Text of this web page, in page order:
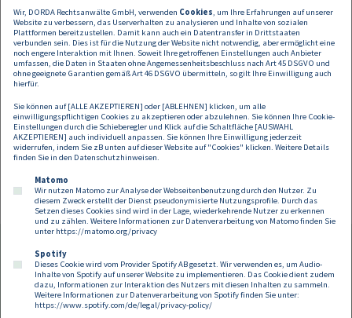
Steuerberatungs- und Wirtschaftsprüfungsgesellschaft Grant Thornton
und der Restaurantbetreiber VAPIANO.
Stefan Artner über die erfolgreiche Transaktion: „Die Transaktion zeigt,
dass das noch junge Büroareal am neuen Wiener Hauptbahnhof sich zu
einer Top-Lage entwickelt hat. ES freut mich, dass wir Warburg bei diesem
Die Warburg-HIH Invest Real Estate ist ein unabhängiger pan-
europäischer Investmentmanager für Immobilien und betreut aktuell
Objekte im Wert von 8,8 Mrd. Euro.
Footer
Kontakt Datenschutz
Impressum
Compliance
Cookies
Wir, DORDA Rechtsanwälte GmbH, verwenden Cookies, um Ihre Erfahrungen auf unserer
Website zu verbessern, das Userverhalten zu analysieren und Inhalte von sozialen
Plattformen bereitzustellen. Damit kann auch ein Datentransfer in Drittstaaten
verbunden sein. Dies ist für die Nutzung der Website nicht notwendig, aber ermöglicht eine
noch engere Interaktion mit Ihnen. Soweit Ihre getroffenen Einstellungen auch Anbieter
umfassen, die Daten in Staaten ohne Angemessenheitsbeschluss nach Art 45 DSGVO und
ohne geeignete Garantien gemäß Art 46 DSGVO übermitteln, so gilt Ihre Einwilligung auch
hierfür.
Sie können auf [ALLE AKZEPTIEREN] oder [ABLEHNEN] klicken, um alle
einwilligungspflichtigen Cookies zu akzeptieren oder abzulehnen. Sie können Ihre Cookie-
Einstellungen durch die Schieberegler und Klick auf die Schaltfläche [AUSWAHL
AKZEPTIEREN] auch individuell anpassen. Sie können Ihre Einwilligung jederzeit
widerrufen, indem Sie zB unten auf dieser Website auf "Cookies" klicken. Weitere Details
finden Sie in den Datenschutzhinweisen.
Matomo
Wir nutzen Matomo zur Analyse der Webseitenbenutzung durch den Nutzer. Zu
diesem Zweck erstellt der Dienst pseudonymisierte Nutzungsprofile. Durch das
Setzen dieses Cookies sind wird in der Lage, wiederkehrende Nutzer zu erkennen
und zu zählen. Weitere Informationen zur Datenverarbeitung von Matomo finden Sie
unter https://matomo.org/privacy
Spotify
Dieses Cookie wird vom Provider Spotify AB gesetzt. Wir verwenden es, um Audio-
Inhalte von Spotify auf unserer Website zu implementieren. Das Cookie dient zudem
dazu, Informationen zur Interaktion des Nutzers mit diesen Inhalten zu sammeln.
Weitere Informationen zur Datenverarbeitung von Spotify finden Sie unter:
https://www.spotify.com/de/legal/privacy-policy/